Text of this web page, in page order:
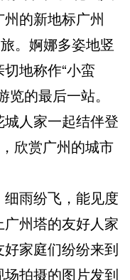
的新地标广州
。婀娜多姿地竖
地称作“小蛮
的最后一站。
人家一起结伴登
欣赏广州的城市
雨纷飞，能见度
州塔的友好人家
家庭们纷纷来到
拍摄的图片发到